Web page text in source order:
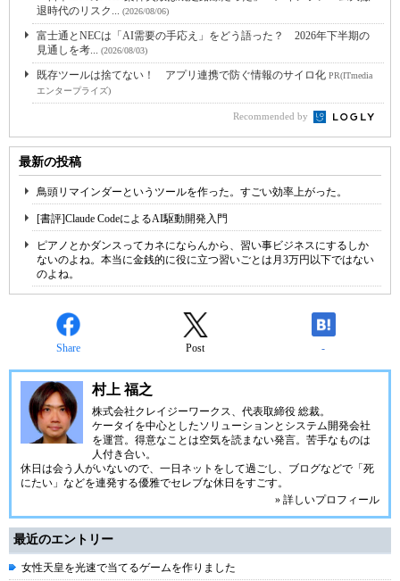
退時代のリスク... (2026/08/06)
富士通とNECは「AI需要の手応え」をどう語った？ 2026年下半期の
見通しを考... (2026/08/03)
既存ツールは捨てない！ アプリ連携で防ぐ情報のサイロ化 PR(ITmedia
エンタープライズ)
Recommended by
最新の投稿
鳥頭リマインダーというツールを作った。すごい効率上がった。
[書評]Claude CodeによるAI駆動開発入門
ピアノとかダンスってカネにならんから、習い事ビジネスにするしか
ないのよね。本当に金銭的に役に立つ習いごとは月3万円以下ではない
のよね。
Share Post -
村上 福之
株式会社クレイジーワークス、代表取締役 総裁。
ケータイを中心としたソリューションとシステム開発会社
を運営。得意なことは空気を読まない発言。苦手なものは
人付き合い。
休日は会う人がいないので、一日ネットをして過ごし、ブログなどで「死
にたい」などを連発する優雅でセレブな休日をすごす。
» 詳しいプロフィール
最近のエントリー
女性天皇を光速で当てるゲームを作りました